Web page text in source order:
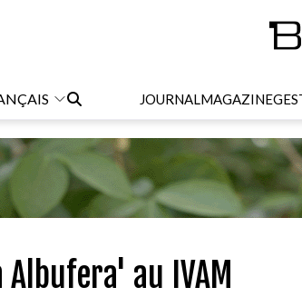
JOURNALMAGAZINE
au IVAM